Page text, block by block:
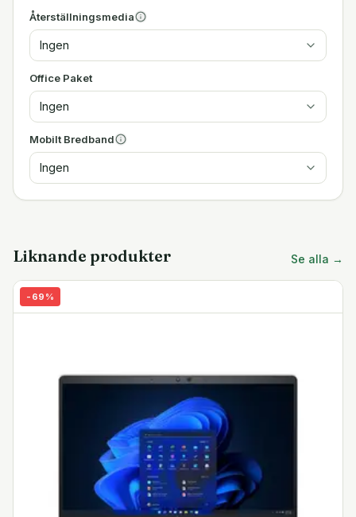
Återställningsmedia
Ingen
Office Paket
Ingen
Mobilt Bredband
Ingen
Liknande produkter Se alla →
- 69 %